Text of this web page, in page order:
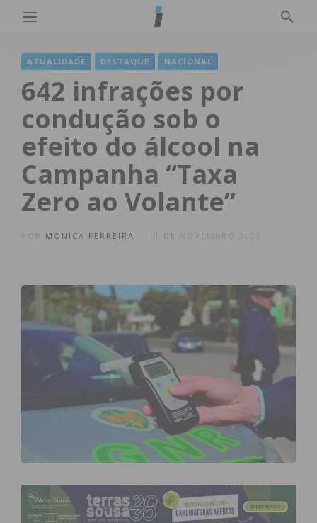
ATUALIDADE DESTAQUE NACIONAL
642 infrações por
condução sob o
efeito do álcool na
Campanha “Taxa
Zero ao Volante”
MÓNICA FERREIRA